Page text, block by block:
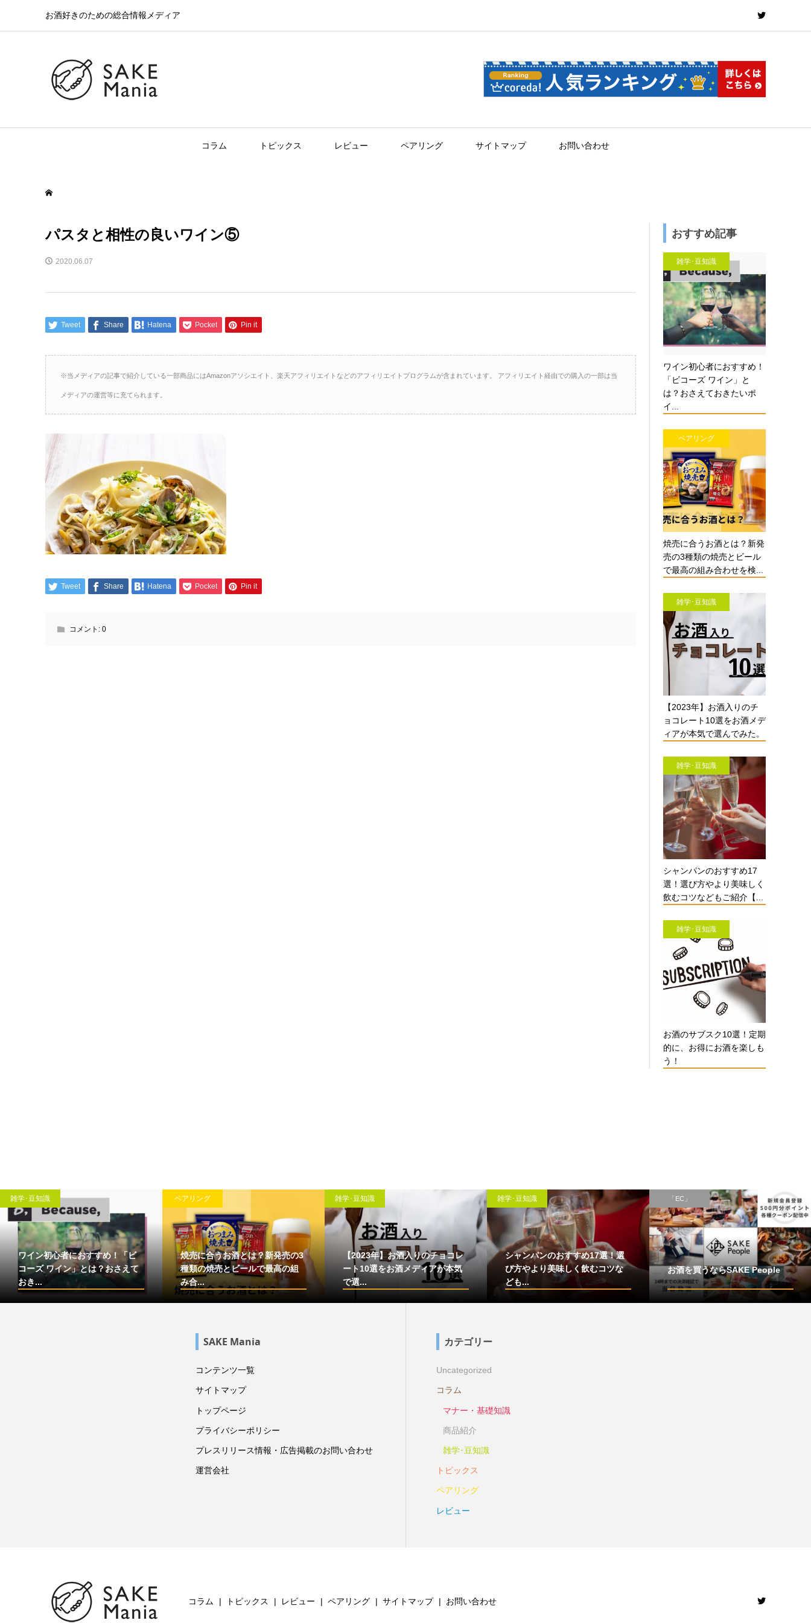
お酒好きのための総合情報メディア
コラム トピックス レビュー ペアリング サイトマップ お問い合わせ
パスタと相性の良いワイン⑤
2020.06.07
Tweet Share Hatena Pocket Pin it
※当メディアの記事で紹介している一部商品にはAmazonアソシエイト、楽天アフィリエイトなどのアフィリエイトプログラムが含まれています。 アフィリエイト経由での購入の一部は当
メディアの運営等に充てられます。
Tweet Share Hatena Pocket Pin it
コメント: 0
おすすめ記事
雑学･豆知識
ワイン初心者におすすめ！
「ビコーズ ワイン」と
は？おさえておきたいポ
イ...
ペアリング
焼売に合うお酒とは？新発
売の3種類の焼売とビール
で最高の組み合わせを検...
雑学･豆知識
【2023年】お酒入りのチ
ョコレート10選をお酒メデ
ィアが本気で選んでみた。
雑学･豆知識
シャンパンのおすすめ17
選！選び方やより美味しく
飲むコツなどもご紹介【...
雑学･豆知識
お酒のサブスク10選！定期
的に、お得にお酒を楽しも
う！
雑学･豆知識
ワイン初心者におすすめ！「ビ
コーズ ワイン」とは？おさえて
おき...
ペアリング
焼売に合うお酒とは？新発売の3
種類の焼売とビールで最高の組
み合...
雑学･豆知識
【2023年】お酒入りのチョコレ
ート10選をお酒メディアが本気
で選...
雑学･豆知識
シャンパンのおすすめ17選！選
び方やより美味しく飲むコツな
ども...
「EC」
お酒を買うならSAKE People
SAKE Mania
コンテンツ一覧
サイトマップ
トップページ
プライバシーポリシー
プレスリリース情報・広告掲載のお問い合わせ
運営会社
カテゴリー
Uncategorized
コラム
マナー・基礎知識
商品紹介
雑学･豆知識
トピックス
ペアリング
レビュー
コラム トピックス レビュー ペアリング サイトマップ お問い合わせ